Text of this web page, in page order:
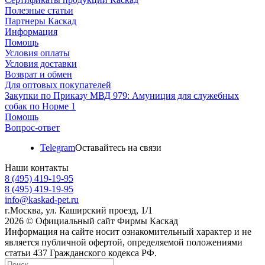
Полезные статьи
Партнеры Каскад
Информация
Помощь
Условия оплаты
Условия доставки
Возврат и обмен
Для оптовых покупателей
Закупки по Приказу МВД 979: Амуниция для служебных
собак по Норме 1
Помощь
Вопрос-ответ
TelegramОставайтесь на связи
Наши контакты
8 (495) 419-19-95
8 (495) 419-19-95
info@kaskad-pet.ru
г.Москва, ул. Каширский проезд, 1/1
2026 © Официальный сайт Фирмы Каскад
Информация на сайте носит ознакомительный характер и не
является публичной офертой, определяемой положениями
статьи 437 Гражданского кодекса РФ.